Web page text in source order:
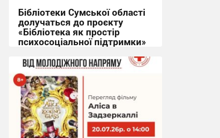
Бібліотеки Сумської області
долучаться до проєкту
«Бібліотека як простір
психосоціальної підтримки»
10:07, 22.07.2026